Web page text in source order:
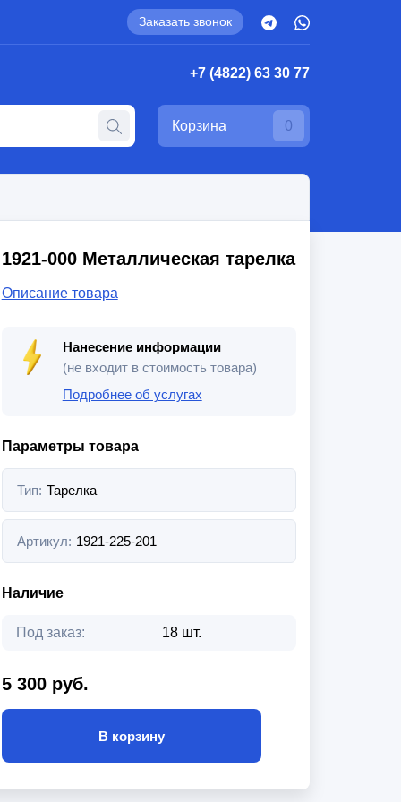
Заказать звонок
+7 (4822) 63 30 77
Корзина 0
1921-000 Металлическая тарелка
Описание товара
Нанесение информации
(не входит в стоимость товара)
Подробнее об услугах
Параметры товара
Тип: Тарелка
Артикул: 1921-225-201
Наличие
Под заказ: 18 шт.
5 300 руб.
В корзину